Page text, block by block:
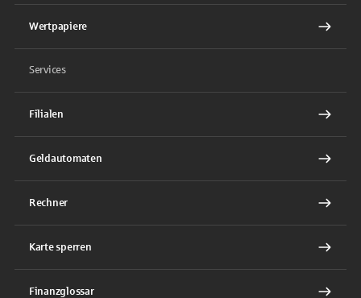
Wertpapiere
Services
Filialen
Geldautomaten
Rechner
Karte sperren
Finanzglossar